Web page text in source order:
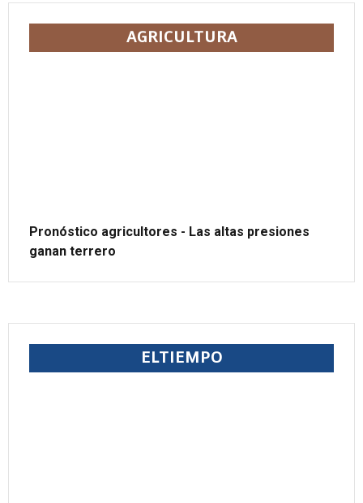
AGRICULTURA
Pronóstico agricultores - Las altas presiones
ganan terrero
ELTIEMPO